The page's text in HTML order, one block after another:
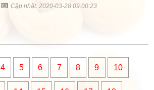
📅Cập nhật: 2020-03-28 09:00:23
4 5 6 7 8 9 10